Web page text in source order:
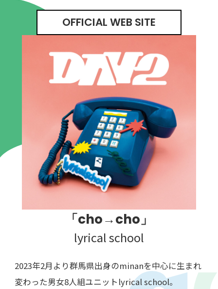
OFFICIAL WEB SITE
「cho→cho」
lyrical school
2023年2月より群馬県出身のminanを中心に生まれ
変わった男女8人組ユニットlyrical school。